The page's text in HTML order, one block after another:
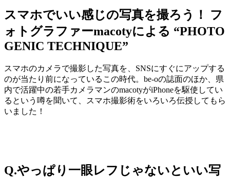
スマホでいい感じの写真を撮ろう！ フ
ォトグラファーmacotyによる “PHOTO
GENIC TECHNIQUE”
スマホのカメラで撮影した写真を、SNSにすぐにアップする
のが当たり前になっているこの時代。be-oの誌面のほか、県
内で活躍中の若手カメラマンのmacotyがiPhoneを駆使してい
るという噂を聞いて、スマホ撮影術をいろいろ伝授してもら
いました！
Q.やっぱり一眼レフじゃないといい写